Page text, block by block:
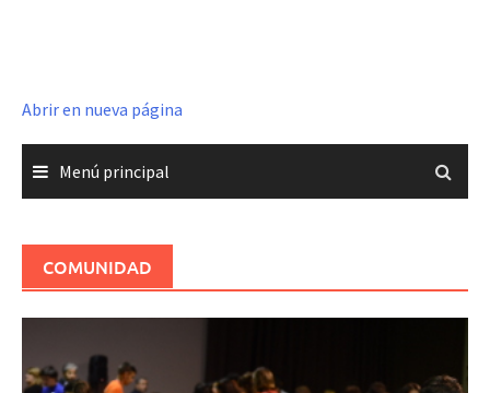
Abrir en nueva página
Menú principal
COMUNIDAD